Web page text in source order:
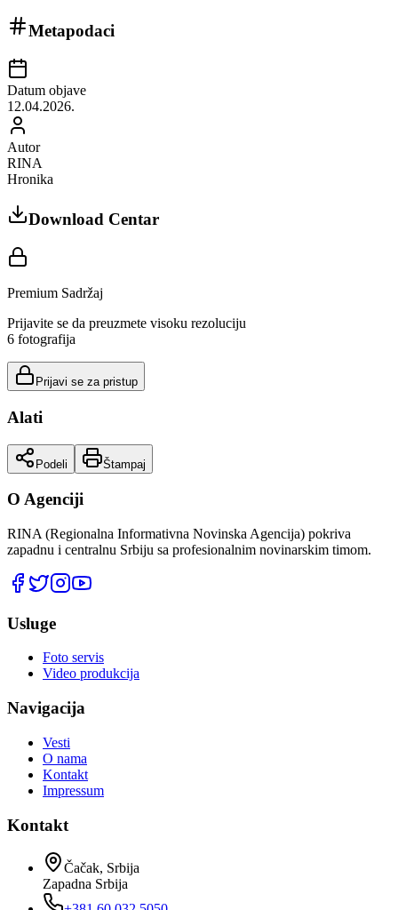
Metapodaci
Datum objave
12.04.2026.
Autor
RINA
Hronika
Download Centar
Premium Sadržaj
Prijavite se da preuzmete visoku rezoluciju
6 fotografija
Prijavi se za pristup
Alati
Podeli Štampaj
O Agenciji
RINA (Regionalna Informativna Novinska Agencija) pokriva
zapadnu i centralnu Srbiju sa profesionalnim novinarskim timom.
Usluge
Foto servis
Video produkcija
Navigacija
Vesti
O nama
Kontakt
Impressum
Kontakt
Čačak, Srbija
Zapadna Srbija